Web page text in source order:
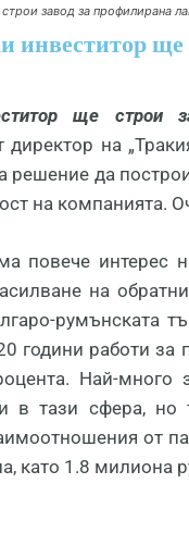
завод за профилирана
инвеститор ще
ще строи
директор на
да
на компанията.
повече интерес
на
румънската
години работи за
Най-много
в тази сфера,
от
като 1.8 милиона